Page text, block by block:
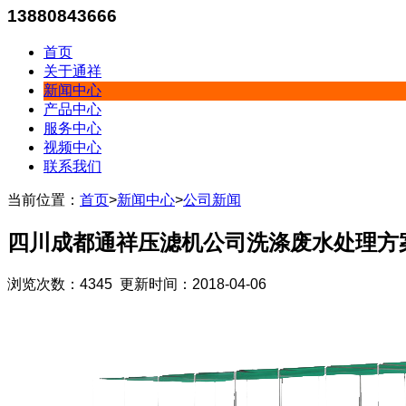
13880843666
首页
关于通祥
新闻中心
产品中心
服务中心
视频中心
联系我们
当前位置： 首页>新闻中心>公司新闻
四川成都通祥压滤机公司洗涤废水处理方
浏览次数：4345 更新时间：2018-04-06